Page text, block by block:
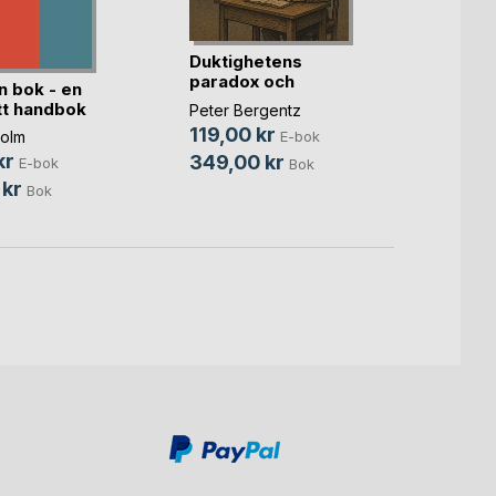
bok - en
handbok
E-bok
Bok
Duktighetens
paradox och
välviljan(...)
Peter Bergentz
119,00 kr E-bok
349,00 kr Bok